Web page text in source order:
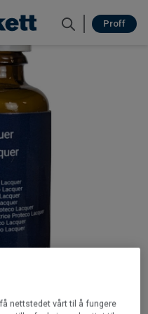
Proff
nettstedet vårt til å fungere